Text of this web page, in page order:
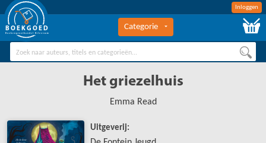
Inloggen
BOEKGOED
Boekengroothandel Hilversum
Categorie
Het griezelhuis
Emma Read
Uitgeverij: